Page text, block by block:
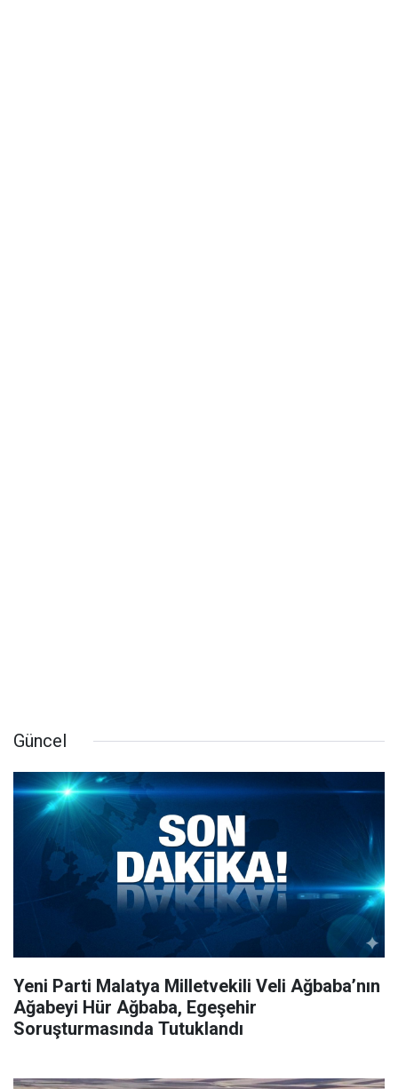
Güncel
Yeni Parti Malatya Milletvekili Veli Ağbaba’nın
Ağabeyi Hür Ağbaba, Egeşehir
Soruşturmasında Tutuklandı